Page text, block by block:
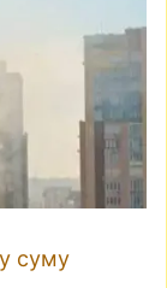
суму